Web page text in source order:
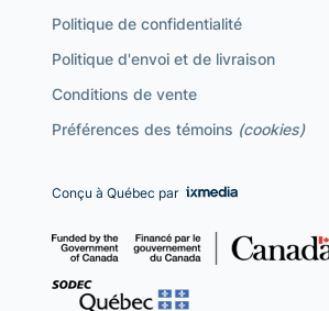
Politique de confidentialité
Politique d'envoi et de livraison
Conditions de vente
Préférences des témoins (cookies)
Conçu à Québec par